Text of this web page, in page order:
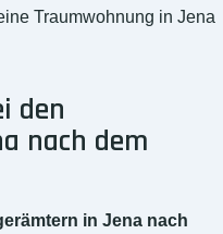
Traumwohnung in Jena
den
nach dem
in Jena nach